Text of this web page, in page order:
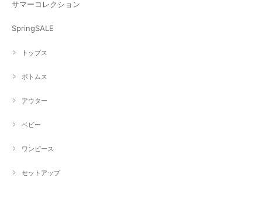
サマーコレクション
SpringSALE
トップス
ボトムス
アウター
ベビー
ワンピース
セットアップ